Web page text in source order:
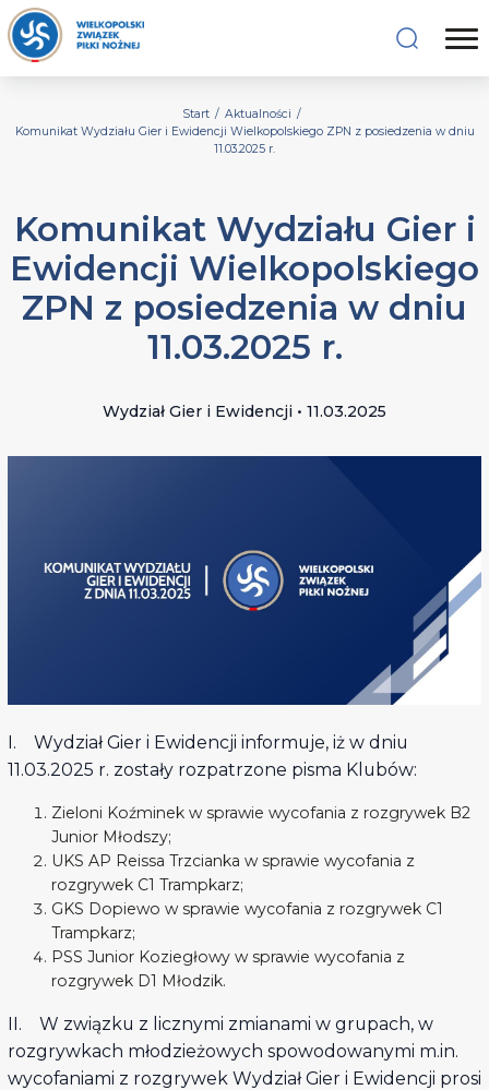
Start / Aktualności /
Komunikat Wydziału Gier i Ewidencji Wielkopolskiego ZPN z posiedzenia w dniu
11.03.2025 r.
Komunikat Wydziału Gier i
Ewidencji Wielkopolskiego
ZPN z posiedzenia w dniu
11.03.2025 r.
Wydział Gier i Ewidencji • 11.03.2025
I. Wydział Gier i Ewidencji informuje, iż w dniu
11.03.2025 r. zostały rozpatrzone pisma Klubów:
Zieloni Koźminek w sprawie wycofania z rozgrywek B2
Junior Młodszy;
UKS AP Reissa Trzcianka w sprawie wycofania z
rozgrywek C1 Trampkarz;
GKS Dopiewo w sprawie wycofania z rozgrywek C1
Trampkarz;
PSS Junior Koziegłowy w sprawie wycofania z
rozgrywek D1 Młodzik.
II. W związku z licznymi zmianami w grupach, w
rozgrywkach młodzieżowych spowodowanymi m.in.
wycofaniami z rozgrywek Wydział Gier i Ewidencji prosi